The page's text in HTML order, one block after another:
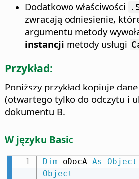
Dodatkowo właściwości
zwracają odniesienie,
argumentu metody
instancji metody usługi
Przykład:
Poniższy przykład kopiuje
(otwartego tylko do odczytu i
dokumentu B.
W języku Basic
Dim oDocA As Object
Object